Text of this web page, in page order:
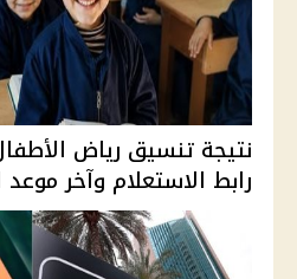
نتيجة تنسيق رياض
رابط الاستعلام وآخر